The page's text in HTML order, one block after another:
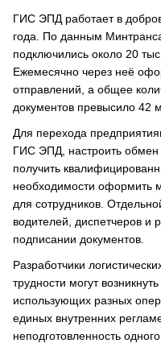
ГИС ЭПД работает в
года. По данным
подключились около 20
Ежемесячно через неё
отправлений, а общее
документов превысило 42
Для перехода
ГИС ЭПД, настроить
получить
необходимости оформить
для сотрудников.
водителей, диспетчеров и
подписании документов.
Разработчики
трудности могут
использующих разных
единых внутренних
неподготовленность